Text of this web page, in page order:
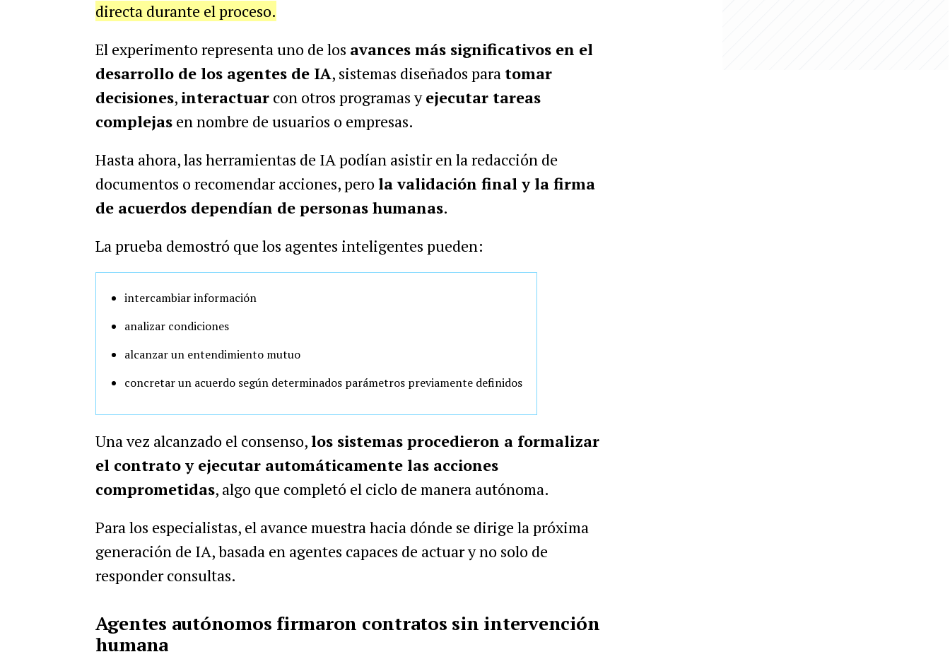
directa durante el proceso.
El experimento representa uno de los avances más significativos en el
desarrollo de los agentes de IA, sistemas diseñados para tomar
decisiones, interactuarcon otros programas yejecutar tareas
complejasen nombre de usuarios o empresas.
Hasta ahora, las herramientas de IA podían asistir en la redacción de
documentos o recomendar acciones, pero la validación final y la firma
de acuerdos dependían de personas humanas.
La prueba demostró que los agentes inteligentes pueden:
intercambiar información
analizar condiciones
alcanzar un entendimiento mutuo
concretar un acuerdo según determinados parámetros previamente definidos
Una vez alcanzado el consenso,los sistemas procedieron a formalizar
el contrato y ejecutar automáticamente las acciones
comprometidas, algo que completó el ciclo de manera autónoma.
Para los especialistas, el avance muestra hacia dónde se dirige la próxima
generación de IA, basada en agentes capaces de actuar y no solo de
responder consultas.
Agentes autónomos firmaron contratos sin intervención
humana